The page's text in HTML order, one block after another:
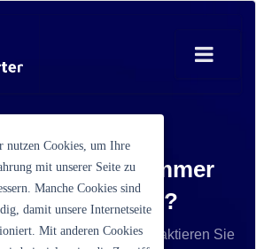
die Artikelnummer
ist nicht aufgelistet? Kontaktieren Sie
nutzen Cookies, um Ihre
mit unserer Seite zu
Manche Cookies sind
damit unsere Internetseite
Mit anderen Cookies